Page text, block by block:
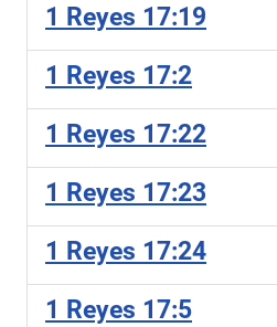
1 Reyes 17:19
1 Reyes 17:2
1 Reyes 17:22
1 Reyes 17:23
1 Reyes 17:24
1 Reyes 17:5